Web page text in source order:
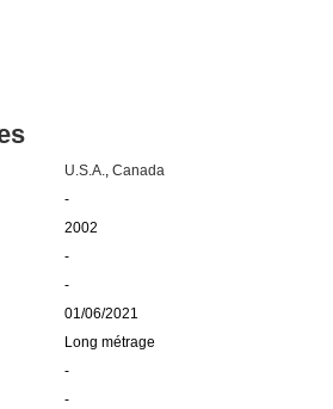
U.S.A., Canada
-
2002
-
-
01/06/2021
Long métrage
-
-